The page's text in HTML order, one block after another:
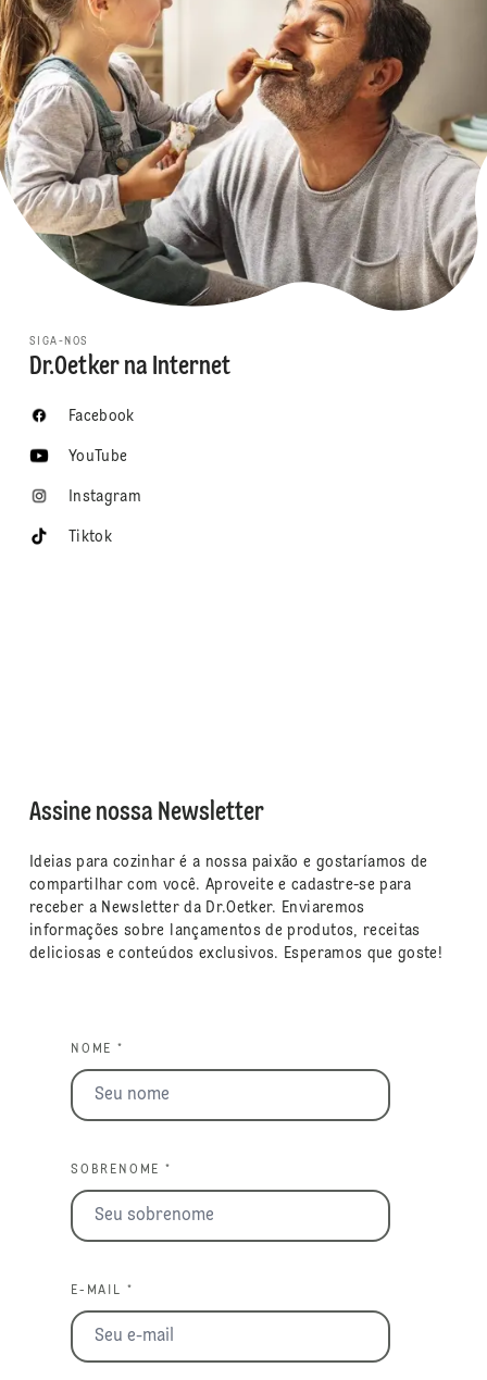
SIGA-NOS
Dr.Oetker na Internet
Facebook
YouTube
Instagram
Tiktok
Assine nossa Newsletter
Ideias para cozinhar é a nossa paixão e gostaríamos de
compartilhar com você. Aproveite e cadastre-se para
receber a Newsletter da Dr.Oetker. Enviaremos
informações sobre lançamentos de produtos, receitas
deliciosas e conteúdos exclusivos. Esperamos que goste!
NOME *
SOBRENOME *
E-MAIL *